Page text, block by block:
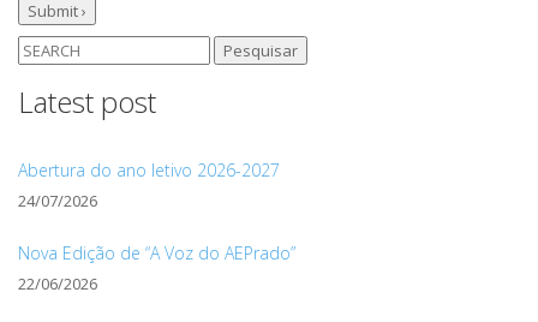
Pesquisar
por:
Latest post
Abertura do ano letivo 2026-2027
24/07/2026
Nova Edição de “A Voz do AEPrado”
22/06/2026